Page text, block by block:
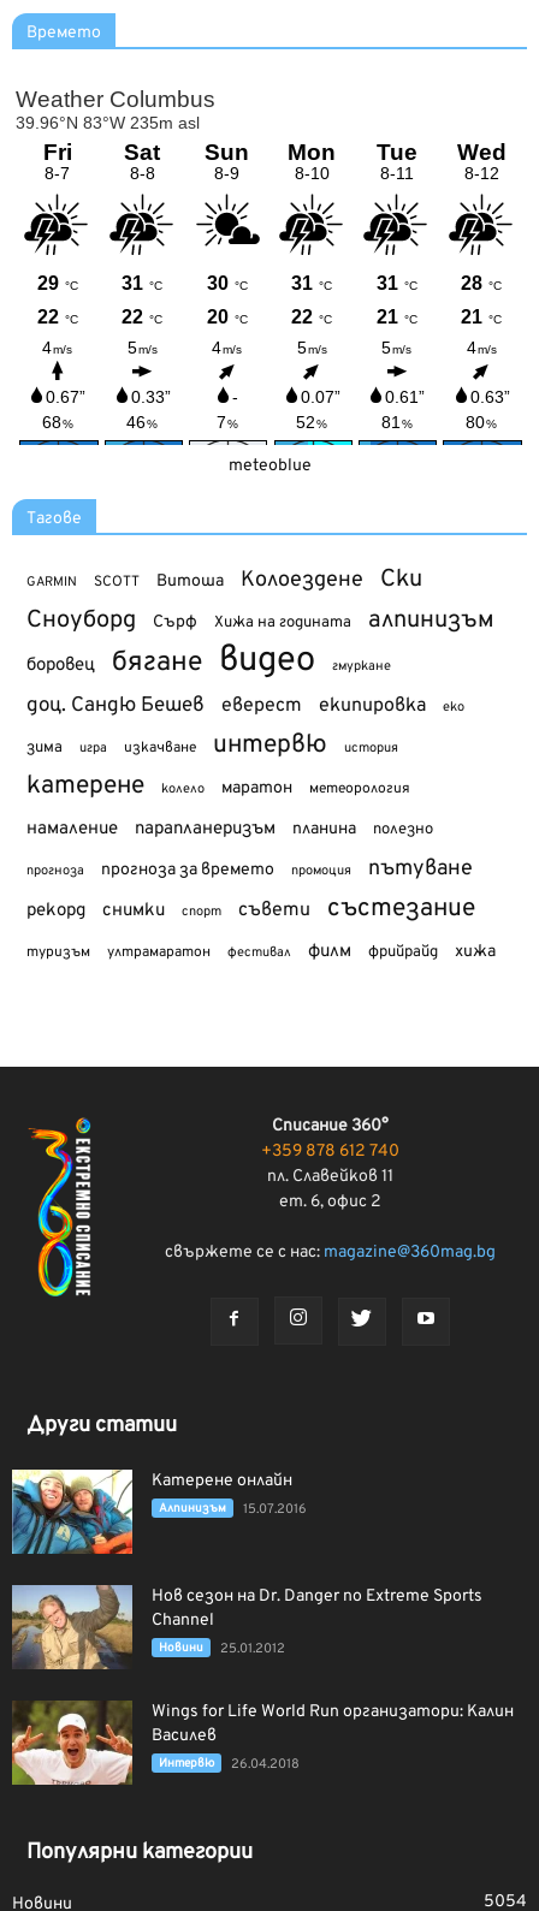
Времето
meteoblue
Тагове
GARMIN SCOTT Витоша Колоездене Ски
Сноуборд Сърф Хижа на годината алпинизъм
боровец бягане видео гмуркане
доц. Сандю Бешев еверест екипировка еко
зима игра изкачване интервю история
катерене колело маратон метеорология
намаление парапланеризъм планина полезно
прогноза прогноза за времето промоция пътуване
рекорд снимки спорт съвети състезание
туризъм ултрамаратон фестивал филм фрийрайд хижа
Списание 360°
+359 878 612 740
пл. Славейков 11
ет. 6, офис 2
свържете се с нас: magazine@360mag.bg
Други статии
Катерене онлайн
Алпинизъм 15.07.2016
Нов сезон на Dr. Danger по Extreme Sports
Channel
Новини 25.01.2012
Wings for Life World Run организатори: Калин
Василев
Интервю 26.04.2018
Популярни категории
Новини 5054